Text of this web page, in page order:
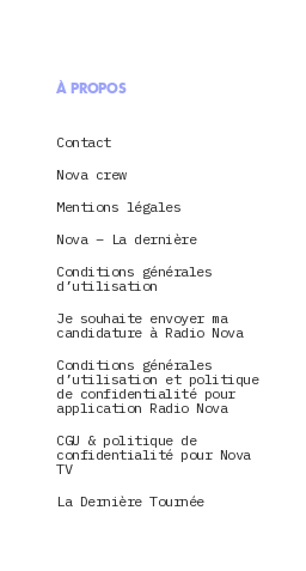
À PROPOS
Contact
Nova crew
Mentions légales
Nova – La dernière
Conditions générales
d’utilisation
Je souhaite envoyer ma
candidature à Radio Nova
Conditions générales
d’utilisation et politique
de confidentialité pour
application Radio Nova
CGU & politique de
confidentialité pour Nova
TV
La Dernière Tournée